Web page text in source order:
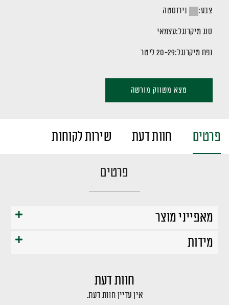
צבע: נירוסטה
סוג מיקרוגל:עצמאי
נפח מיקרוגל:20-29 ליטר
מצא משווק מורשה
פרטים חוות דעת שירות לקוחות
פרטים
מאפייני מוצר
מידות
חוות דעת
אין עדיין חוות דעת.